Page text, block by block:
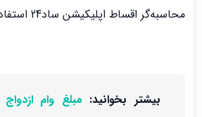
محاسبه‌گر اقساط اپلیکیشن ساد24 استفاده نمایید.
بیشتر بخوانید: